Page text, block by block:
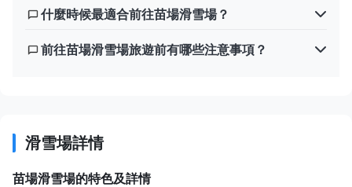
什麼時候最適合前往苗場滑雪場？
前往苗場滑雪場旅遊前有哪些注意事項？
滑雪場詳情
苗場滑雪場的特色及詳情